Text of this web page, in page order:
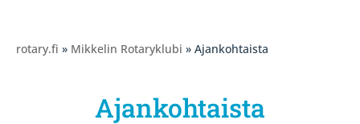
rotary.fi » Mikkelin Rotaryklubi » Ajankohtaista
Ajankohtaista